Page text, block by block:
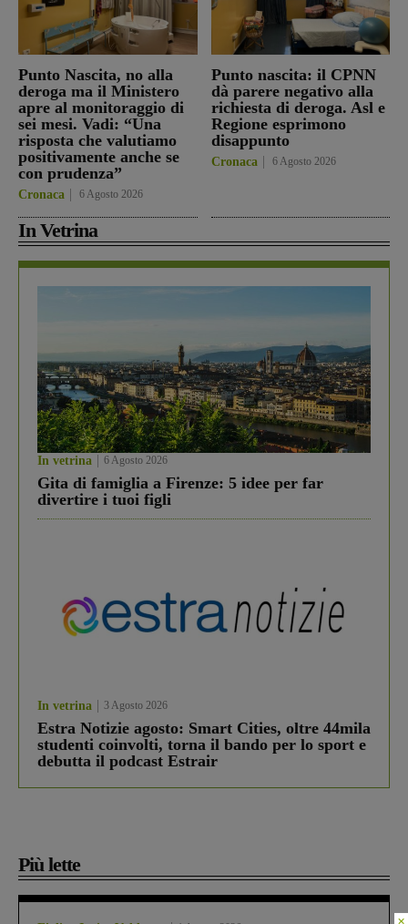
Punto Nascita, no alla
deroga ma il Ministero
apre al monitoraggio di
sei mesi. Vadi: “Una
risposta che valutiamo
positivamente anche se
con prudenza”
Cronaca 6 Agosto 2026
Punto nascita: il CPNN
dà parere negativo alla
richiesta di deroga. Asl e
Regione esprimono
disappunto
Cronaca 6 Agosto 2026
In Vetrina
In vetrina 6 Agosto 2026
Gita di famiglia a Firenze: 5 idee per far
divertire i tuoi figli
In vetrina 3 Agosto 2026
Estra Notizie agosto: Smart Cities, oltre 44mila
studenti coinvolti, torna il bando per lo sport e
debutta il podcast Estrair
Più lette
×